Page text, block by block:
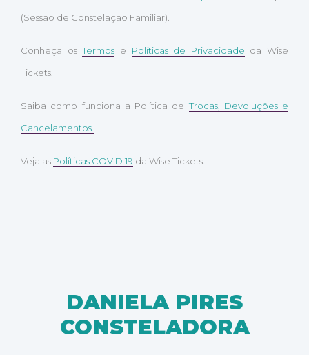
(Sessão de Constelação Familiar).
Conheça osTermos e Políticas de Privacidade da Wise
Tickets.
Saiba como funciona a Política de Trocas, Devoluções e
Cancelamentos.
Veja as Políticas COVID 19 da Wise Tickets.
DANIELA PIRES
CONSTELADORA